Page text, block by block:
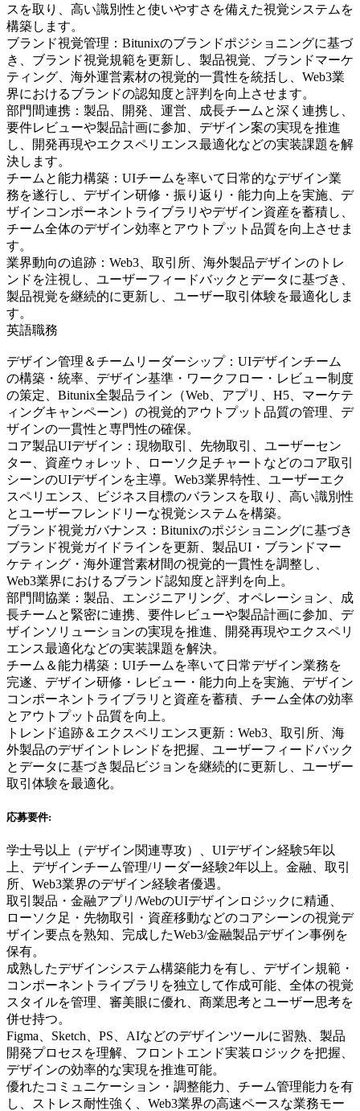
スを取り、高い識別性と使いやすさを備えた視覚システムを
構築します。
ブランド視覚管理：Bitunixのブランドポジショニングに基づ
き、ブランド視覚規範を更新し、製品視覚、ブランドマーケ
ティング、海外運営素材の視覚的一貫性を統括し、Web3業
界におけるブランドの認知度と評判を向上させます。
部門間連携：製品、開発、運営、成長チームと深く連携し、
要件レビューや製品計画に参加、デザイン案の実現を推進
し、開発再現やエクスペリエンス最適化などの実装課題を解
決します。
チームと能力構築：UIチームを率いて日常的なデザイン業
務を遂行し、デザイン研修・振り返り・能力向上を実施、デ
ザインコンポーネントライブラリやデザイン資産を蓄積し、
チーム全体のデザイン効率とアウトプット品質を向上させま
す。
業界動向の追跡：Web3、取引所、海外製品デザインのトレ
ンドを注視し、ユーザーフィードバックとデータに基づき、
製品視覚を継続的に更新し、ユーザー取引体験を最適化しま
す。
英語職務
デザイン管理＆チームリーダーシップ：UIデザインチーム
の構築・統率、デザイン基準・ワークフロー・レビュー制度
の策定、Bitunix全製品ライン（Web、アプリ、H5、マーケテ
ィングキャンペーン）の視覚的アウトプット品質の管理、デ
ザインの一貫性と専門性の確保。
コア製品UIデザイン：現物取引、先物取引、ユーザーセン
ター、資産ウォレット、ローソク足チャートなどのコア取引
シーンのUIデザインを主導。Web3業界特性、ユーザーエク
スペリエンス、ビジネス目標のバランスを取り、高い識別性
とユーザーフレンドリーな視覚システムを構築。
ブランド視覚ガバナンス：Bitunixのポジショニングに基づき
ブランド視覚ガイドラインを更新、製品UI・ブランドマー
ケティング・海外運営素材間の視覚的一貫性を調整し、
Web3業界におけるブランド認知度と評判を向上。
部門間協業：製品、エンジニアリング、オペレーション、成
長チームと緊密に連携、要件レビューや製品計画に参加、デ
ザインソリューションの実現を推進、開発再現やエクスペリ
エンス最適化などの実装課題を解決。
チーム＆能力構築：UIチームを率いて日常デザイン業務を
完遂、デザイン研修・レビュー・能力向上を実施、デザイン
コンポーネントライブラリと資産を蓄積、チーム全体の効率
とアウトプット品質を向上。
トレンド追跡＆エクスペリエンス更新：Web3、取引所、海
外製品のデザイントレンドを把握、ユーザーフィードバック
とデータに基づき製品ビジョンを継続的に更新し、ユーザー
取引体験を最適化。
応募要件:
学士号以上（デザイン関連専攻）、UIデザイン経験5年以
上、デザインチーム管理/リーダー経験2年以上。金融、取引
所、Web3業界のデザイン経験者優遇。
取引製品・金融アプリ/WebのUIデザインロジックに精通、
ローソク足・先物取引・資産移動などのコアシーンの視覚デ
ザイン要点を熟知、完成したWeb3/金融製品デザイン事例を
保有。
成熟したデザインシステム構築能力を有し、デザイン規範・
コンポーネントライブラリを独立して作成可能、全体の視覚
スタイルを管理、審美眼に優れ、商業思考とユーザー思考を
併せ持つ。
Figma、Sketch、PS、AIなどのデザインツールに習熟、製品
開発プロセスを理解、フロントエンド実装ロジックを把握、
デザインの効率的な実現を推進可能。
優れたコミュニケーション・調整能力、チーム管理能力を有
し、ストレス耐性強く、Web3業界の高速ペースな業務モー